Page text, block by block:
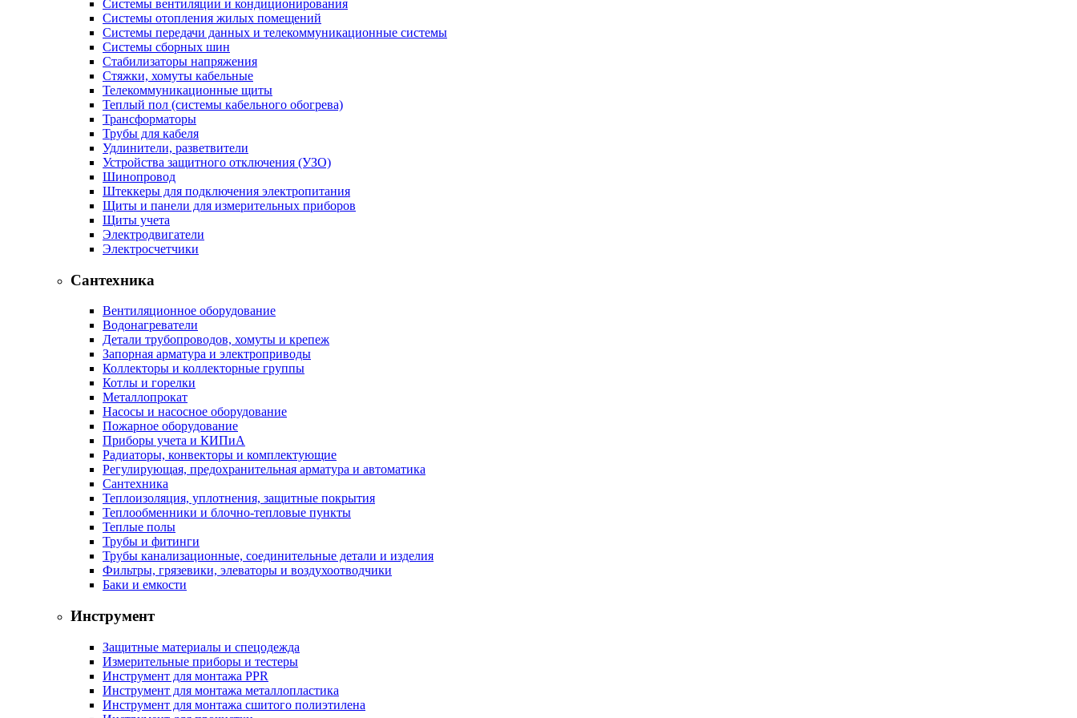
Системы вентиляции и кондиционирования
Системы отопления жилых помещений
Системы передачи данных и телекоммуникационные системы
Системы сборных шин
Стабилизаторы напряжения
Стяжки, хомуты кабельные
Телекоммуникационные щиты
Теплый пол (системы кабельного обогрева)
Трансформаторы
Трубы для кабеля
Удлинители, разветвители
Устройства защитного отключения (УЗО)
Шинопровод
Штеккеры для подключения электропитания
Щиты и панели для измерительных приборов
Щиты учета
Электродвигатели
Электросчетчики
Сантехника
Вентиляционное оборудование
Водонагреватели
Детали трубопроводов, хомуты и крепеж
Запорная арматура и электроприводы
Коллекторы и коллекторные группы
Котлы и горелки
Металлопрокат
Насосы и насосное оборудование
Пожарное оборудование
Приборы учета и КИПиА
Радиаторы, конвекторы и комплектующие
Регулирующая, предохранительная арматура и автоматика
Сантехника
Теплоизоляция, уплотнения, защитные покрытия
Теплообменники и блочно-тепловые пункты
Теплые полы
Трубы и фитинги
Трубы канализационные, соединительные детали и изделия
Фильтры, грязевики, элеваторы и воздухоотводчики
Баки и емкости
Инструмент
Защитные материалы и спецодежда
Измерительные приборы и тестеры
Инструмент для монтажа PPR
Инструмент для монтажа металлопластика
Инструмент для монтажа сшитого полиэтилена